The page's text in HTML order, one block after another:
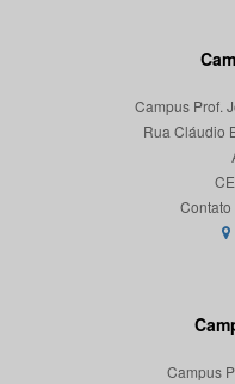
Campus Prof.
Rua Cláudio
Campus